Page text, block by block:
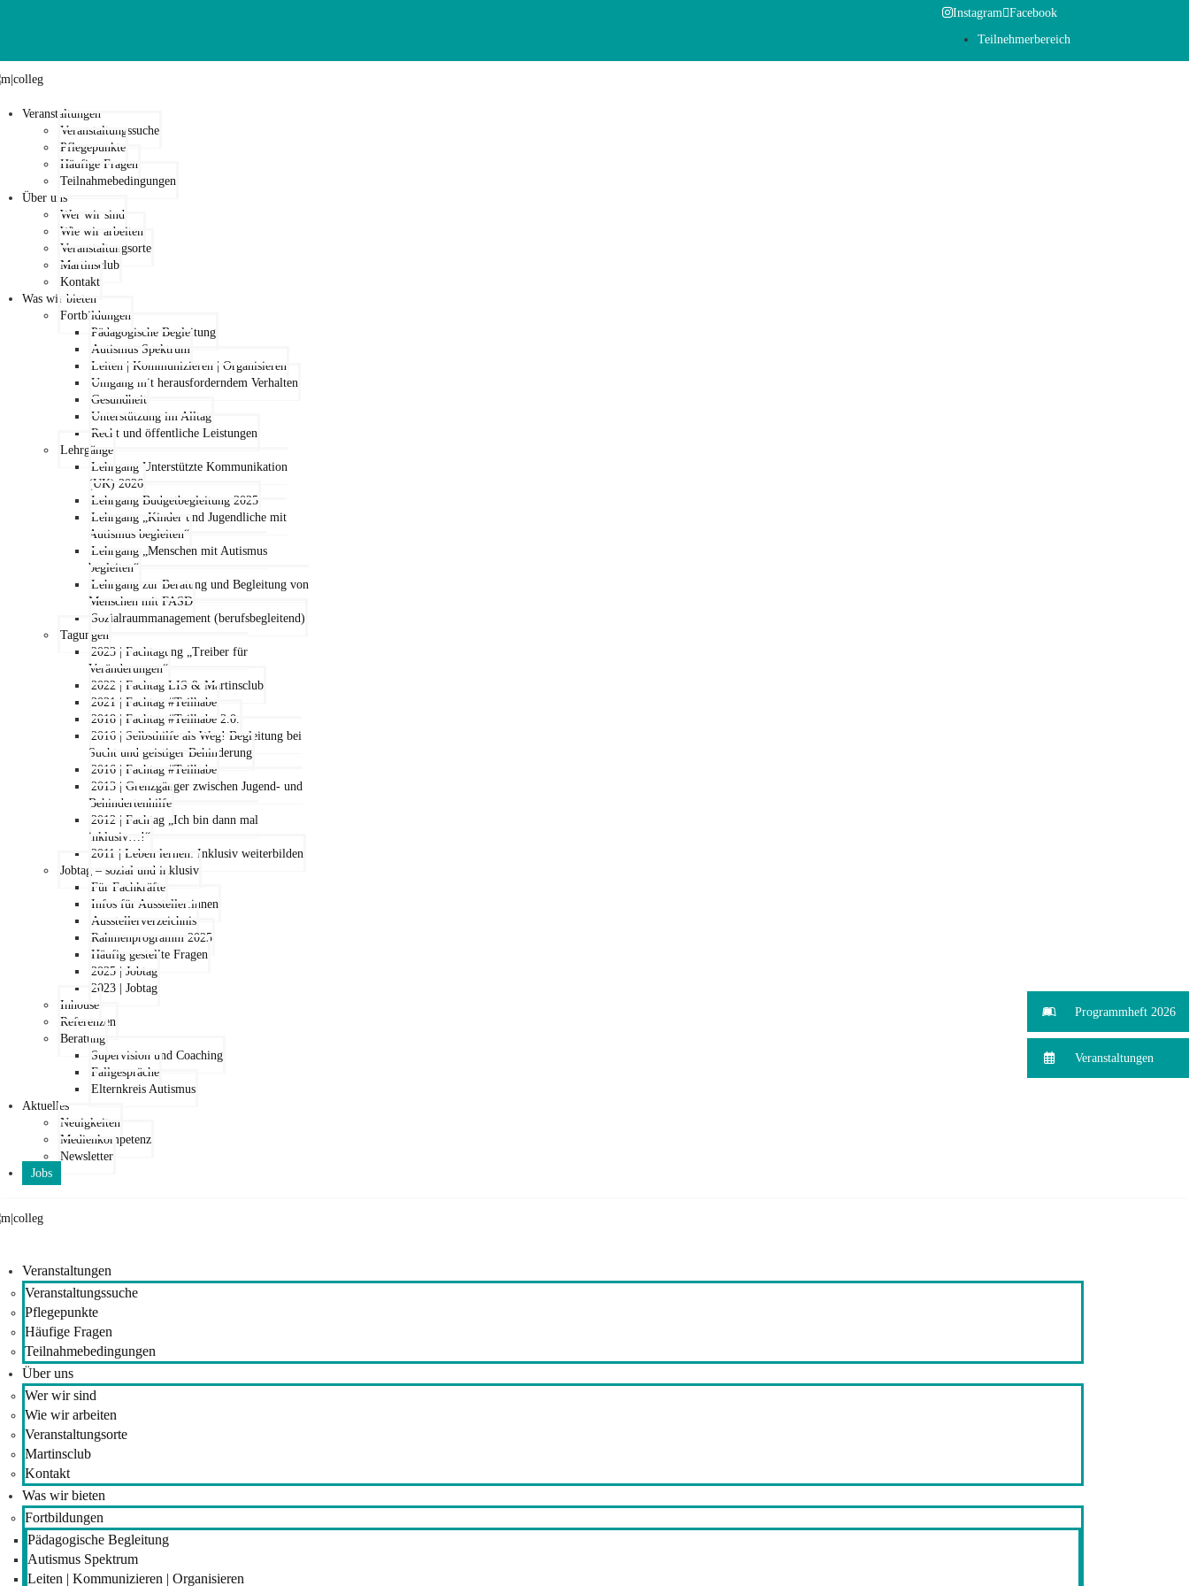
Instagram Facebook
Teilnehmerbereich
Veranstaltungen
Veranstaltungssuche
Pflegepunkte
Häufige Fragen
Teilnahmebedingungen
Über uns
Wer wir sind
Wie wir arbeiten
Veranstaltungsorte
Martinsclub
Kontakt
Was wir bieten
Fortbildungen
Pädagogische Begleitung
Autismus Spektrum
Leiten | Kommunizieren | Organisieren
Umgang mit herausforderndem Verhalten
Gesundheit
Unterstützung im Alltag
Recht und öffentliche Leistungen
Lehrgänge
Lehrgang Unterstützte Kommunikation
(UK) 2026
Lehrgang Budgetbegleitung 2025
Lehrgang „Kinder und Jugendliche mit
Autismus begleiten“
Lehrgang „Menschen mit Autismus
begleiten“
Lehrgang zur Beratung und Begleitung von
Menschen mit FASD
Sozialraummanagement (berufsbegleitend)
Tagungen
2023 | Fachtagung „Treiber für
Veränderungen“
2022 | Fachtag LIS & Martinsclub
2021 | Fachtag #Teilhabe
2018 | Fachtag #Teilhabe 2.0.
2016 | Selbsthilfe als Weg! Begleitung bei
Sucht und geistiger Behinderung
2016 | Fachtag #Teilhabe
2013 | Grenzgänger zwischen Jugend- und
Behindertenhilfe
2012 | Fachtag „Ich bin dann mal
inklusiv…!“
2011 | Leben lernen: Inklusiv weiterbilden
Jobtag – sozial und inklusiv
Für Fachkräfte
Infos für Aussteller:innen
Ausstellerverzeichnis
Rahmenprogramm 2025
Häufig gestellte Fragen
2025 | Jobtag
2023 | Jobtag
Inhouse
Referenzen
Beratung
Supervision und Coaching
Fallgespräche
Elternkreis Autismus
Aktuelles
Neuigkeiten
Medienkompetenz
Newsletter
Jobs
Veranstaltungen
Veranstaltungssuche
Pflegepunkte
Häufige Fragen
Teilnahmebedingungen
Über uns
Wer wir sind
Wie wir arbeiten
Veranstaltungsorte
Martinsclub
Kontakt
Was wir bieten
Fortbildungen
Pädagogische Begleitung
Autismus Spektrum
Leiten | Kommunizieren | Organisieren
Programmheft 2026
Veranstaltungen